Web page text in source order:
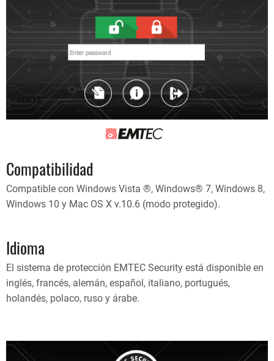
Compatibilidad
Compatible con Windows Vista ®, Windows® 7, Windows 8,
Windows 10 y Mac OS X v.10.6 (modo protegido).
Idioma
El sistema de protección EMTEC Security está disponible en
inglés, francés, alemán, español, italiano, portugués,
holandés, polaco, ruso y árabe.